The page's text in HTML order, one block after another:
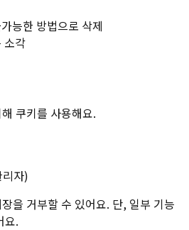
능한 방법으로 삭제
소각
쿠키를 사용해요.
자)
을 거부할 수 있어요. 단, 일부 기능
요.